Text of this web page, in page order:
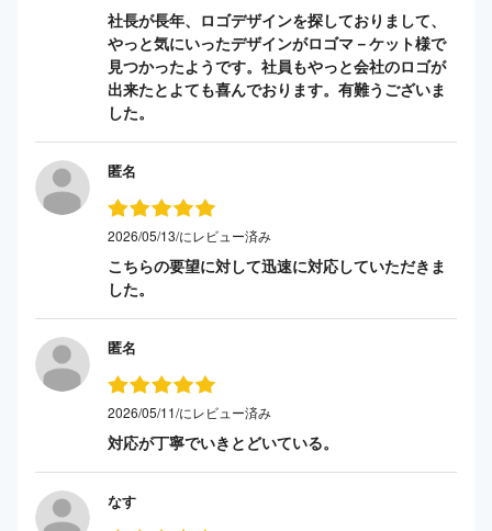
社長が長年、ロゴデザインを探しておりまして、
やっと気にいったデザインがロゴマ－ケット様で
見つかったようです。社員もやっと会社のロゴが
出来たとよても喜んでおります。有難うございま
した。
匿名
2026/05/13/にレビュー済み
こちらの要望に対して迅速に対応していただきま
した。
匿名
2026/05/11/にレビュー済み
対応が丁寧でいきとどいている。
なす